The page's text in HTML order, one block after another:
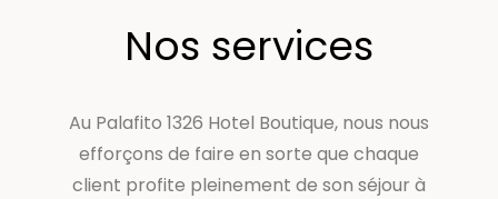
Nos services
Au Palafito 1326 Hotel Boutique, nous nous
efforçons de faire en sorte que chaque
client profite pleinement de son séjour à